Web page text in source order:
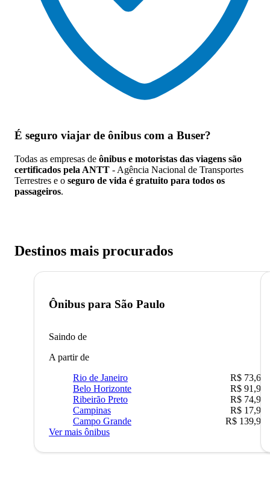
É seguro viajar de ônibus com a Buser?
Todas as empresas de ônibus e motoristas das viagens são
certificados pela ANTT - Agência Nacional de Transportes
Terrestres e o seguro de vida é gratuito para todos os
passageiros.
Destinos mais procurados
Ônibus para São Paulo
Saindo de
A partir de
Rio de Janeiro
R$ 73,68
Belo Horizonte
R$ 91,90
Ribeirão Preto
R$ 74,90
Campinas
R$ 17,90
Campo Grande
R$ 139,90
Ver mais ônibus